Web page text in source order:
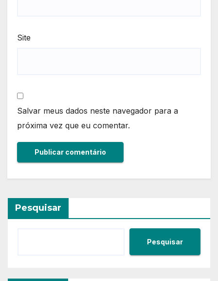
Site
Salvar meus dados neste navegador para a
próxima vez que eu comentar.
Pesquisar
Pesquisar